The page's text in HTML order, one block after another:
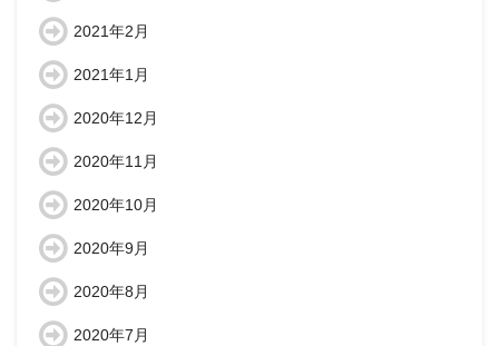
2021年2月
2021年1月
2020年12月
2020年11月
2020年10月
2020年9月
2020年8月
2020年7月